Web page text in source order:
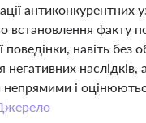
антиконкурентних
встановлення факту
поведінки, навіть без
негативних наслідків,
і